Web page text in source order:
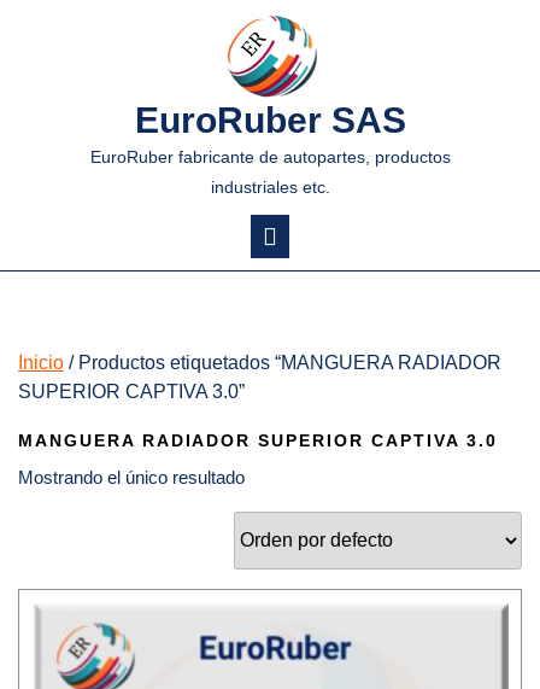
EuroRuber SAS
EuroRuber fabricante de autopartes, productos
industriales etc.
Inicio / Productos etiquetados “MANGUERA RADIADOR
SUPERIOR CAPTIVA 3.0”
MANGUERA RADIADOR SUPERIOR CAPTIVA 3.0
Mostrando el único resultado